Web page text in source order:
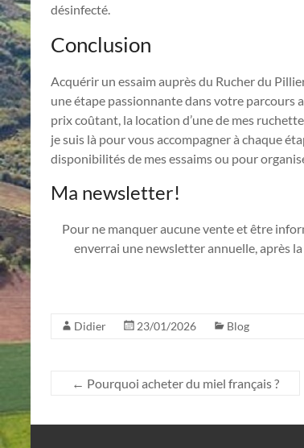
désinfecté.
Conclusion
Acquérir un essaim auprès du Rucher du
une étape passionnante dans votre parcours
prix coûtant, la location d’une de mes
je suis là pour vous accompagner à chaque
disponibilités de mes essaims ou pour
Ma newsletter!
Pour ne manquer aucune vente et être
enverrai une newsletter annuelle, après
Didier 23/01/2026 Blog
← Pourquoi acheter du miel français ?